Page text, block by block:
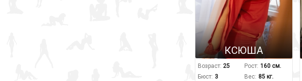
КСЮША
Возраст: 25
Бюст: 3
Рост: 160 см.
Вес: 85 кг.